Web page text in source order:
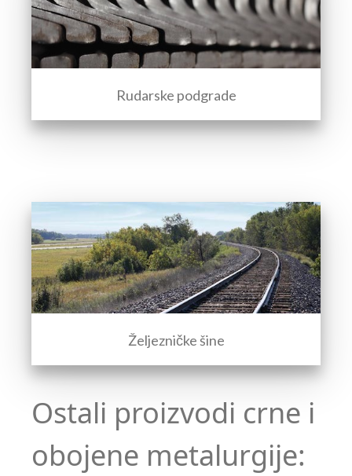
Rudarske podgrade
Željezničke šine
Ostali proizvodi crne i
obojene metalurgije: